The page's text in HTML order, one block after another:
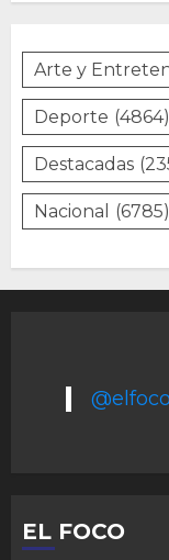
Arte y
Deporte (4864)
Destacadas
Nacional (6785)
EL FOCO